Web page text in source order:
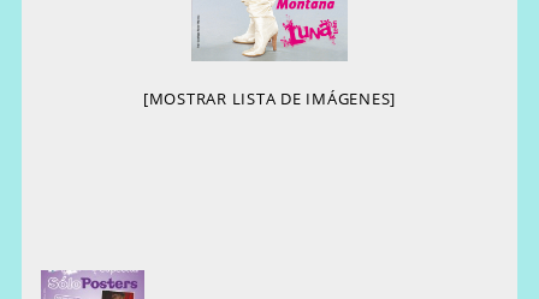
[MOSTRAR LISTA DE IMÁGENES]